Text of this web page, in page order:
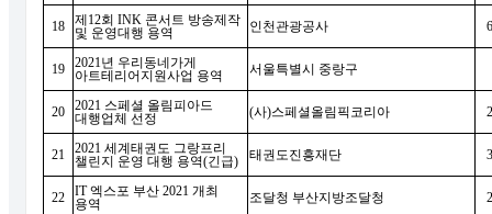
18 제 12회 INK 콘서트 방송제작
및 운영대행 용역
인천관광공사
19 2021년 우리동네가게
아트테리어지원사업 용역
서울특별시 중랑구
20 2021 스페셜 올림피아드
대행업체 선정
(사)스페셜올림픽코리아
21 2021 세계태권도 그랑프리
챌린지 운영 대행 용역(긴급) 태권도진흥재단
22 IT엑스포 부산 2021 개최
용역
조달청 부산지방조달청